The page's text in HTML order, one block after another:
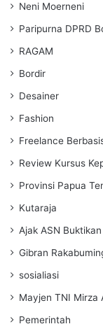
Neni Moerneni
Paripurna DPRD
RAGAM
Bordir
Desainer
Fashion
Freelance
Review Kursus
Provinsi Papua
Kutaraja
Ajak ASN Buktikan
Gibran
sosialiasi
Mayjen TNI Mirza
Pemerintah